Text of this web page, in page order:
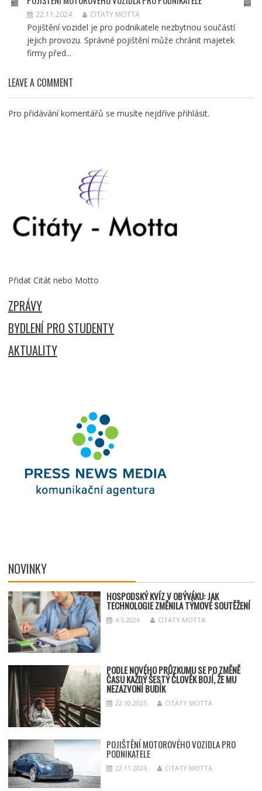
22.11.2024 CITATY MOTTA
Pojištění vozidel je pro podnikatele nezbytnou součástí
jejich provozu. Správné pojištění může chránit majetek
firmy před...
LEAVE A COMMENT
Pro přidávání komentářů se musíte nejdříve přihlásit.
Přidat Citát nebo Motto
ZPRÁVY
BYDLENÍ PRO STUDENTY
AKTUALITY
NOVINKY
HOSPODSKÝKVÍZ V OBÝVÁKU: JAK
TECHNOLOGIE ZMĚNILA TÝMOVÉ SOUTĚŽENÍ
4.5.2026 CITATY MOTTA
PODLE NOVÉHO PRŮZKUMU SE PO ZMĚNĚ
ČASU KAŽDÝ ŠESTÝ ČLOVĚK BOJÍ, ŽE MU
NEZAZVONÍ BUDÍK
22.10.2025 CITATY MOTTA
POJIŠTĚNÍ MOTOROVÉHO VOZIDLA PRO
PODNIKATELE
22.11.2024 CITATY MOTTA